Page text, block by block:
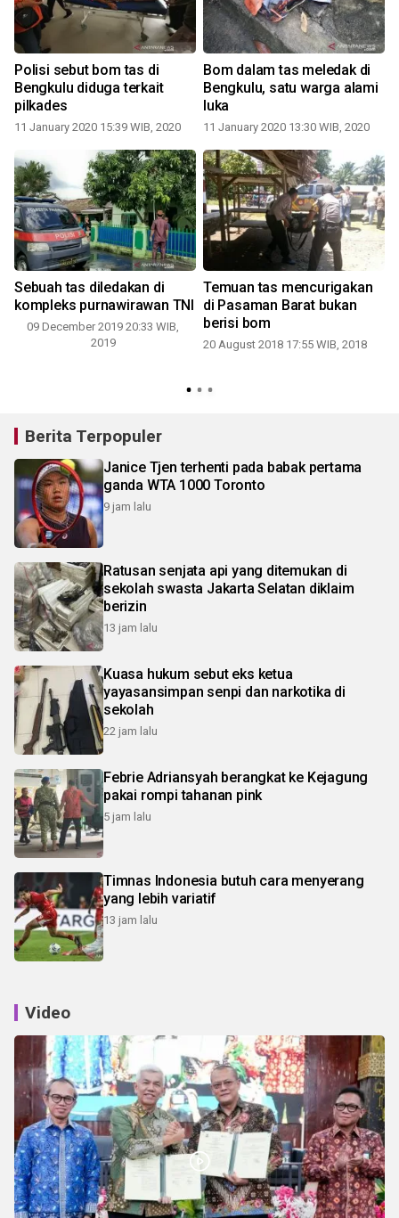
Polisi sebut bom tas di
Bengkulu diduga terkait
pilkades
11 January 2020 15:39 WIB, 2020
Bom dalam tas meledak di
Bengkulu, satu warga alami
luka
11 January 2020 13:30 WIB, 2020
Sebuah tas diledakan di
kompleks purnawirawan TNI
09 December 2019 20:33 WIB,
2019
Temuan tas mencurigakan
di Pasaman Barat bukan
berisi bom
20 August 2018 17:55 WIB, 2018
Berita Terpopuler
Janice Tjen terhenti pada babak pertama
ganda WTA 1000 Toronto
9 jam lalu
Ratusan senjata api yang ditemukan di
sekolah swasta Jakarta Selatan diklaim
berizin
13 jam lalu
Kuasa hukum sebut eks ketua
yayasansimpan senpi dan narkotika di
sekolah
22 jam lalu
Febrie Adriansyah berangkat ke Kejagung
pakai rompi tahanan pink
5 jam lalu
Timnas Indonesia butuh cara menyerang
yang lebih variatif
13 jam lalu
Video